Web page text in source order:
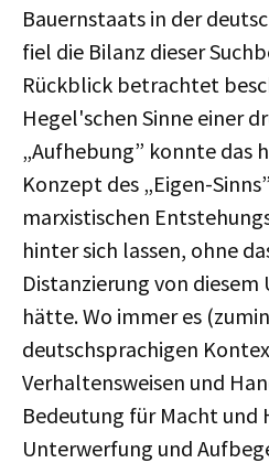
Bauernstaats in der
fiel die Bilanz dieser
Rückblick betrachtet
Hegel'schen Sinne einer
„Aufhebung” konnte das
Konzept des „Eigen-
marxistischen
hinter sich lassen, ohne
Distanzierung von
hätte. Wo immer es
deutschsprachigen
Verhaltensweisen und
Bedeutung für Macht und
Unterwerfung und